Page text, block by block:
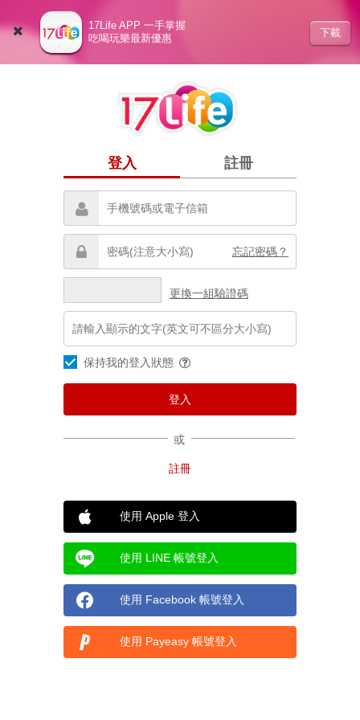
17Life APP 一手掌握
吃喝玩樂最新優惠
下載
登入 註冊
忘記密碼？
更換一組驗證碼
保持我的登入狀態
或
使用 Apple 登入
使用 LINE 帳號登入
使用 Facebook 帳號登入
使用 Payeasy 帳號登入